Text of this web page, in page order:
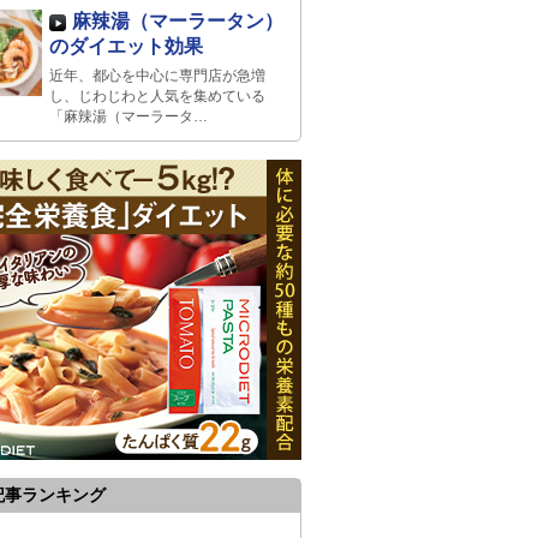
麻辣湯（マーラータン）
のダイエット効果
近年、都心を中心に専門店が急増
し、じわじわと人気を集めている
「麻辣湯（マーラータ…
事ランキング